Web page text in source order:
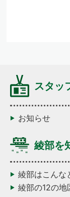
スタッ
お知らせ
綾部を
綾部はこんな
綾部の12の地